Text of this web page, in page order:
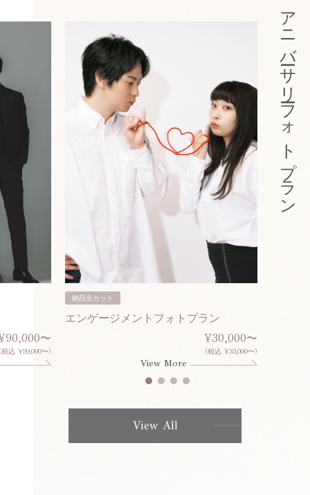
〜
(税込 ¥99,000〜)
納品全カット
エンゲージメントフォトプラン
¥30,000〜
(税込 ¥33,000〜)
View More
アニバーサリーフォトプラン
View All